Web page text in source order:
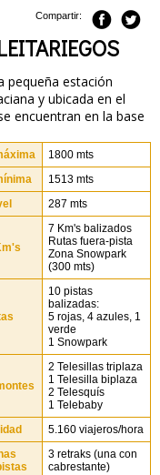
Compartir:
pequeña estación
y ubicada en el
encuentran en la base
1800 mts
1513 mts
287 mts
7 Km's balizados
Rutas fuera-pista
Zona Snowpark
(300 mts)
10 pistas
balizadas:
5 rojas, 4 azules, 1
verde
1 Snowpark
2 Telesillas triplaza
1 Telesilla biplaza
2 Telesquís
1 Telebaby
5.160 viajeros/hora
3 retraks (una con
cabrestante)